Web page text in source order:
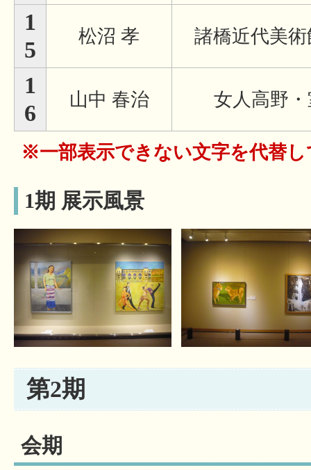
1
5
松沼 孝 諸橋近代美
1
6
山中 春治 女人高野
※一部表示できない文字を代替
1期 展示風景
第2期
会期